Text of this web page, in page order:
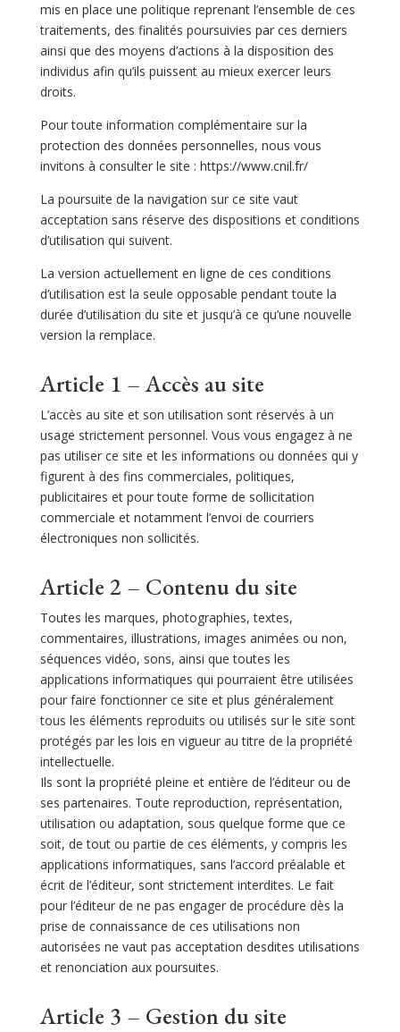
mis en place une politique reprenant l’ensemble de ces
traitements, des finalités poursuivies par ces derniers
ainsi que des moyens d’actions à la disposition des
individus afin qu’ils puissent au mieux exercer leurs
droits.
Pour toute information complémentaire sur la
protection des données personnelles, nous vous
invitons à consulter le site : https://www.cnil.fr/
La poursuite de la navigation sur ce site vaut
acceptation sans réserve des dispositions et conditions
d’utilisation qui suivent.
La version actuellement en ligne de ces conditions
d’utilisation est la seule opposable pendant toute la
durée d’utilisation du site et jusqu’à ce qu’une nouvelle
version la remplace.
Article 1 – Accès au site
L’accès au site et son utilisation sont réservés à un
usage strictement personnel. Vous vous engagez à ne
pas utiliser ce site et les informations ou données qui y
figurent à des fins commerciales, politiques,
publicitaires et pour toute forme de sollicitation
commerciale et notamment l’envoi de courriers
électroniques non sollicités.
Article 2 – Contenu du site
Toutes les marques, photographies, textes,
commentaires, illustrations, images animées ou non,
séquences vidéo, sons, ainsi que toutes les
applications informatiques qui pourraient être utilisées
pour faire fonctionner ce site et plus généralement
tous les éléments reproduits ou utilisés sur le site sont
protégés par les lois en vigueur au titre de la propriété
intellectuelle.
Ils sont la propriété pleine et entière de l’éditeur ou de
ses partenaires. Toute reproduction, représentation,
utilisation ou adaptation, sous quelque forme que ce
soit, de tout ou partie de ces éléments, y compris les
applications informatiques, sans l’accord préalable et
écrit de l’éditeur, sont strictement interdites. Le fait
pour l’éditeur de ne pas engager de procédure dès la
prise de connaissance de ces utilisations non
autorisées ne vaut pas acceptation desdites utilisations
et renonciation aux poursuites.
Article 3 – Gestion du site